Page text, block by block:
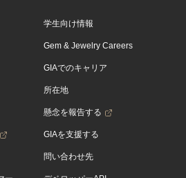
学生向け情報
Gem & Jewelry Careers
GIAでのキャリア
所在地
懸念を報告する
GIAを支援する
問い合わせ先